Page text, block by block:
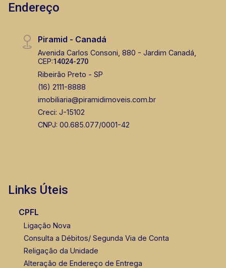
Endereço
Piramid - Canadá
Avenida Carlos Consoni, 880 - Jardim Canadá,
CEP:14024-270
Ribeirão Preto - SP
(16) 2111-8888
imobiliaria@piramidimoveis.com.br
Creci: J-15102
CNPJ: 00.685.077/0001-42
Links Úteis
CPFL
Ligação Nova
Consulta a Débitos/ Segunda Via de Conta
Religação da Unidade
Alteração de Endereço de Entrega